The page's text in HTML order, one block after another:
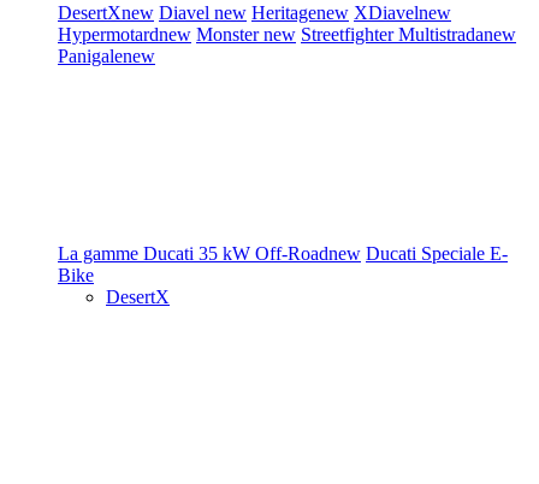
DesertXnew Diavel new Heritagenew XDiavelnew
Hypermotardnew Monsternew StreetfighterMultistradanew
Panigalenew
La gamme Ducati 35 kW Off-Roadnew Ducati Speciale E-
Bike
DesertX